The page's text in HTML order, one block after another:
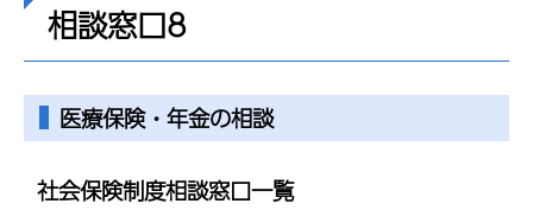
相談窓口8
医療保険・年金の相談
社会保険制度相談窓口一覧